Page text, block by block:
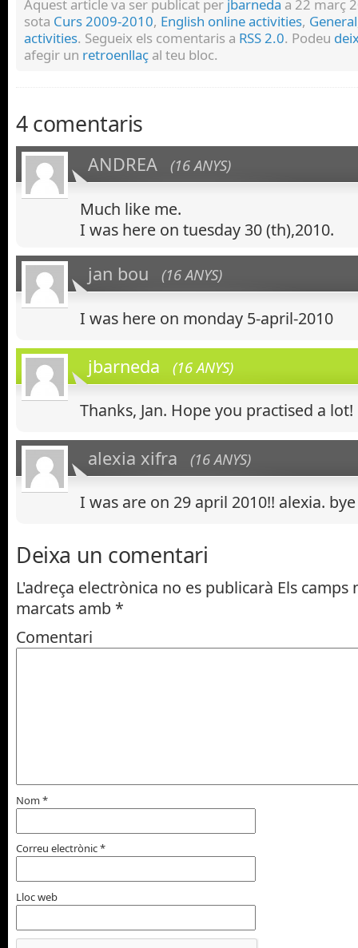
Aquest article va ser publicat per jbarneda a 22 març
sota Curs 2009-2010, English online activities, General
activities. Segueix els comentaris a RSS 2.0. Podeu
afegir un retroenllaç al teu bloc.
4 comentaris
ANDREA (16 ANYS)
Much like me.
I was here on tuesday 30 (th),2010.
jan bou (16 ANYS)
I was here on monday 5-april-2010
jbarneda (16 ANYS)
Thanks, Jan. Hope you practised a lot!
alexia xifra (16 ANYS)
I was are on 29 april 2010!! alexia.
Deixa un comentari
L'adreça electrònica no es publicarà Els camps
marcats amb *
Comentari
Nom *
Correu electrònic*
Lloc web